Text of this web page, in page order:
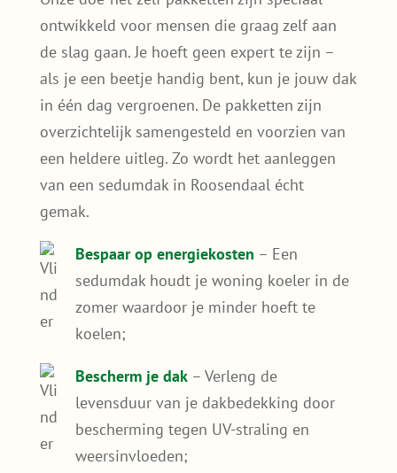
groendak Roosendaal: een
slimme keuze!
Onze doe-het-zelf pakketten zijn speciaal
ontwikkeld voor mensen die graag zelf aan
als je een beetje handig bent, kun je jouw dak
in één dag vergroenen. De pakketten zijn
overzichtelijk samengesteld en voorzien van
een heldere uitleg. Zo wordt het aanleggen